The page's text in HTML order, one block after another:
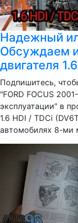
Надежный
Обсуждаем
двигателя
Подпишитесь,
"FORD FOCUS
эксплуатации" в
1.6 HDI / TDCi
автомобилях 8-ми